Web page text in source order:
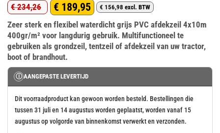
€234,26
Oorspronkelijke
prijs
was:
€ 234,26.
€ 189,95
Huidige
prijs
is:
€ 189,95.
€ 156,98 excl. BTW
Zeer sterk en flexibel waterdicht grijs PVC afdekzeil 4x10m
400gr/m² voor langdurig gebruik. Multifunctioneel te
gebruiken als grondzeil, tentzeil of afdekzeil van uw tractor,
boot of brandhout.
Ⓘ AANGEPASTE LEVERTIJD
Dit voorraadproduct kan gewoon worden besteld. Bestellingen die
tussen 31 juli en 14 augustus worden geplaatst, worden vanaf 15
augustus op volgorde van binnenkomst verwerkt en verzonden.